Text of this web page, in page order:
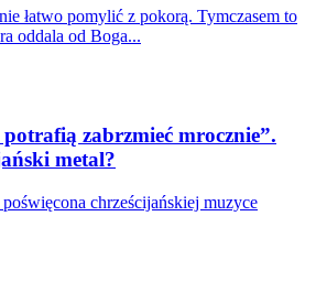
łatwo pomylić z pokorą. Tymczasem to
oddala od Boga...
zabrzmieć mrocznie”.
metal?
chrześcijańskiej muzyce